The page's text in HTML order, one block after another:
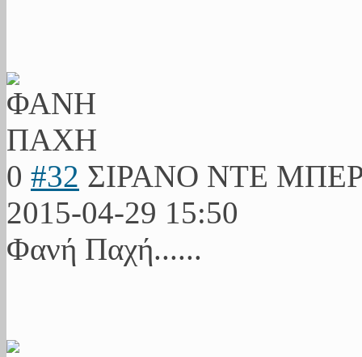
0 #32 ΣΙΡΑΝΟ ΝΤΕ
2015-04-29 15:50
Φανή Παχή......